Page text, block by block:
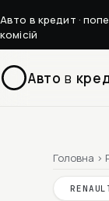
Авто в кредит ·
комісій
Авто в
Головна ›